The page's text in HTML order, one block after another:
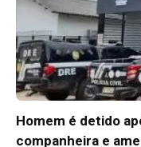
Homem é detido
companheira e